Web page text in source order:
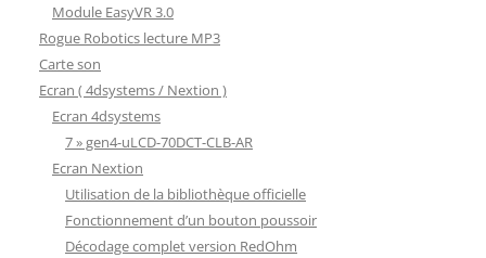
Module EasyVR 3.0
Rogue Robotics lecture MP3
Carte son
Ecran ( 4dsystems / Nextion )
Ecran 4dsystems
7 » gen4-uLCD-70DCT-CLB-AR
Ecran Nextion
Utilisation de la bibliothèque officielle
Fonctionnement d’un bouton poussoir
Décodage complet version RedOhm